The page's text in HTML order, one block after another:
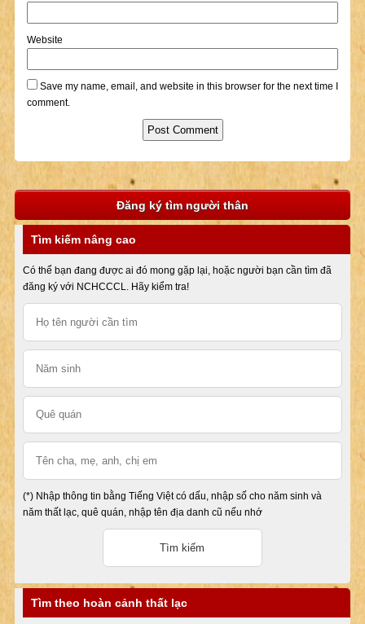
Website
Save my name, email, and website in this browser for the next time I
comment.
Đăng ký tìm người thân
Tìm kiếm nâng cao
Có thể bạn đang được ai đó mong gặp lại, hoặc người bạn cần tìm đã
đăng ký với NCHCCCL. Hãy kiểm tra!
(*) Nhập thông tin bằng Tiếng Việt có dấu, nhập số cho năm sinh và
năm thất lạc, quê quán, nhập tên địa danh cũ nếu nhớ
Tìm theo hoàn cảnh thất lạc